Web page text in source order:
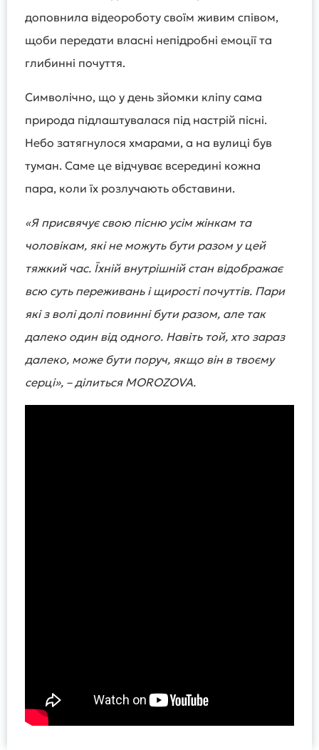
доповнила відеороботу своїм живим співом,
щоби передати власні непідробні емоції та
глибинні почуття.
Символічно, що у день зйомки кліпу сама
природа підлаштувалася під настрій пісні.
Небо затягнулося хмарами, а на вулиці був
туман. Саме це відчуває всередині кожна
пара, коли їх розлучають обставини.
«Я присвячує свою пісню усім жінкам та
чоловікам, які не можуть бути разом у цей
тяжкий час. Їхній внутрішній стан відображає
всю суть переживань і щирості почуттів. Пари
які з волі долі повинні бути разом, але так
далеко один від одного. Навіть той, хто зараз
далеко, може бути поруч, якщо він в твоєму
серці», – ділиться MOROZOVA.